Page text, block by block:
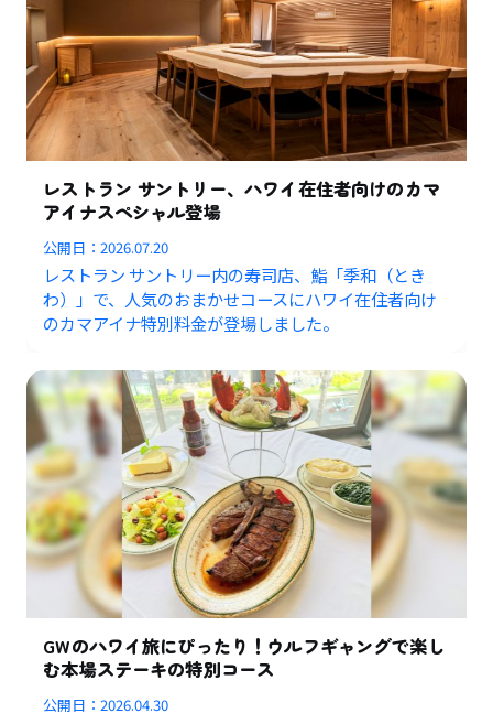
レストラン サントリー、ハワイ在住者向けのカマ
アイナスペシャル登場
公開日：2026.07.20
レストラン サントリー内の寿司店、鮨「季和（とき
わ）」で、人気のおまかせコースにハワイ在住者向け
のカマアイナ特別料金が登場しました。
GWのハワイ旅にぴったり！ウルフギャングで楽し
む本場ステーキの特別コース
公開日：2026.04.30